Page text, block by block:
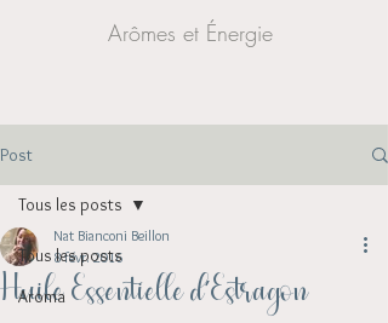
Arômes et Énergie
Post
Tous les posts
Aroma
Tous les posts
Huile Essentielle d'Estragon
Nat Bianconi Beillon
8 févr. 2016